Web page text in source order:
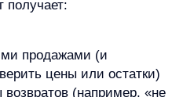
студентов:
нет?» Получил 80